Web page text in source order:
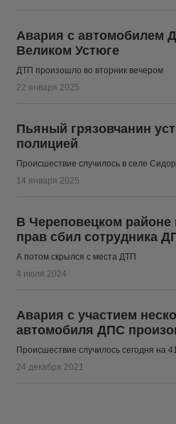
Авария с автомобилем
Великом Устюге
ДТП произошло во вторник вечером
22 января 2025
Пьяный грязовчанин
полицией
Происшествие случилось в селе
14 января 2025
В Череповецком районе
прав сбил сотрудника
А потом скрылся с места ДТП
4 июля 2024
Авария с участием
автомобиля ДПС
Происшествие случилось сегодня на
24 декабря 2021